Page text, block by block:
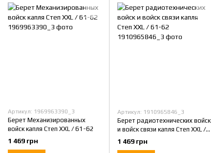
Артикул: 1969963390_3
Берет Механизированных
войск капля Степ XXL / 61-62
1 469 грн
Артикул: 1910965846_3
Берет радиотехнических войск
и войск связи капля Степ XXL /
61-62
1 469 грн